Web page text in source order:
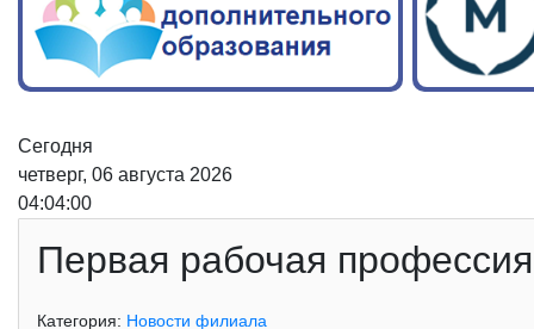
Сегодня
четверг, 06 августа 2026
04:04:01
Первая рабочая
Категория: Новости филиала